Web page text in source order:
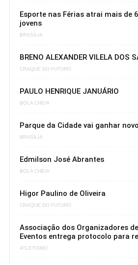
Esporte nas Férias atrai mais de
jovens
BRASÍLIA
BRENO ALEXANDER VILELA DOS
CRAQUE DO FUTURO
PAULO HENRIQUE JANUÁRIO
BOLA CHEIA
Parque da Cidade vai ganhar
BRASÍLIA
Edmilson José Abrantes
BOLA CHEIA
Higor Paulino de Oliveira
CRAQUE DO FUTURO
Associação dos Organizadores
Eventos entrega protocolo para
ATLETISMO